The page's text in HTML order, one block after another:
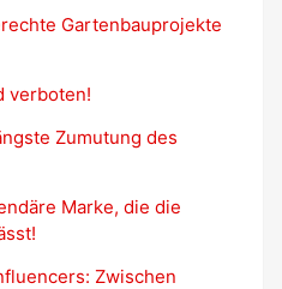
Gartenbauprojekte
verboten!
Zumutung des
Marke, die die
Zwischen